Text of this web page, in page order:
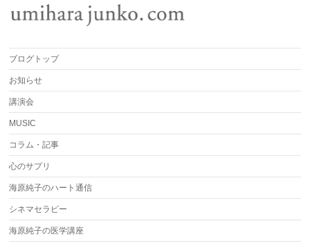
ブログトップ
お知らせ
講演会
MUSIC
コラム・記事
心のサプリ
海原純子のハート通信
シネマセラピー
海原純子の医学講座